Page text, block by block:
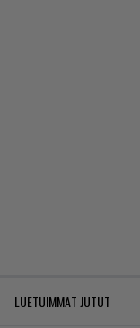
LUETUIMMAT JUTUT